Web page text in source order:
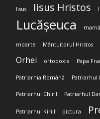
Iisus Iisus Hristos
Lucășeuca mamă
moarte Mântuitorul Hristos
Orhei ortodoxia Papa
Patriarhia Română Patriarhul
Patriarhul Chiril Patriarhul
Patriarhul Kirill pictura